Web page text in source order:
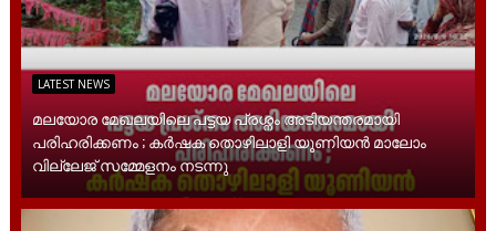
LATEST NEWS
മലയോര മേഖലയിലെ പട്ടയ പ്രശ്നം അടിയന്തരമായി
പരിഹരിക്കണം ; കർഷക തൊഴിലാളി യൂണിയൻ മാലോം
വില്ലേജ് സമ്മേളനം നടന്നു